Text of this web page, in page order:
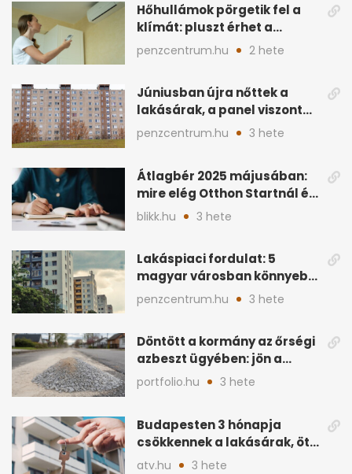
Hőhullámok pörgetik fel a
klímát: pluszt érhet a
lakásban a hűtés
penzcentrum.hu 2 hete
Júniusban újra nőttek a
lakásárak, a panel viszont
lemaradt
penzcentrum.hu 3 hete
Átlagbér 2025 májusában:
mire elég Otthon Startnál és
hitelnél?
blikk.hu 3 hete
Lakáspiaci fordulat: 5
magyar városban könnyebb
lett lakást venni
penzcentrum.hu 3 hete
Döntött a kormány az őrségi
azbeszt ügyében: jön a
rendezés
portfolio.hu 3 hete
Budapesten 3 hónapja
csökkennek a lakásárak, öt
éve nem volt ilyen
atv.hu 3 hete